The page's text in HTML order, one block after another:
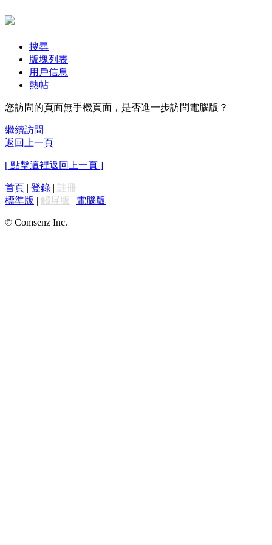
搜尋
版塊列表
用戶信息
熱帖
您訪問的頁面無手機頁面，是否進一步訪問電腦版？
繼續訪問
返回上一頁
[ 點擊這裡返回上一頁 ]
首頁 | 登錄 | 註冊
標準版 | 觸屏版 | 電腦版 |
© Comsenz Inc.